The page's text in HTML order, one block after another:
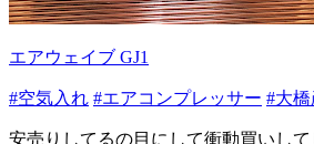
エアウェイブ GJ1
#空気入れ #エアコンプレッサー #大
安売りしてるの目にして衝動買いし